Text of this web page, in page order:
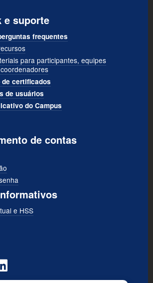
e suporte
frequentes
para participantes, equipes
de certificados
de usuários
do Campus
de contas
e HSS